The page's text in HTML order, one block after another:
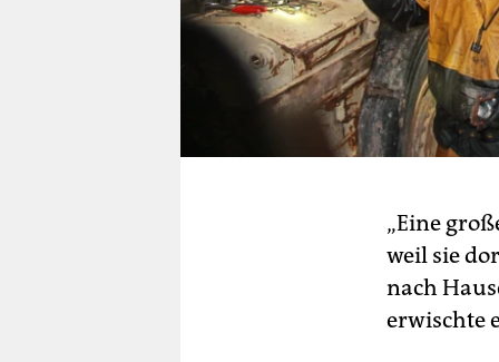
„Eine
weil sie
nach
erwischte